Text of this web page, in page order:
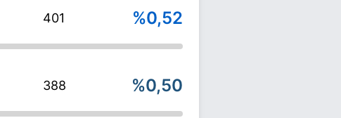
401 %0,52
388 %0,50